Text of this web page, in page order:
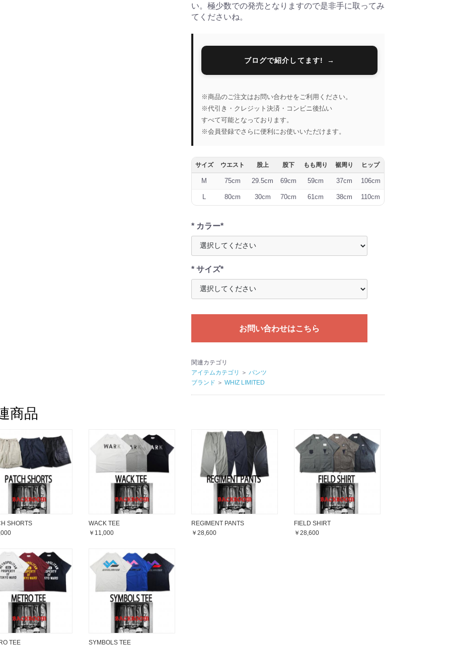
い。極少数での発売となりますので是非手に取ってみ
てくださいね。
ブログで紹介してます!
※商品のご注文はお問い合わせをご利用ください。
※代引き・クレジット決済・コンビニ後払い
すべて可能となっております。
※会員登録でさらに便利にお使いいただけます。
サイズ ウエスト 股上 股下 もも周り 裾周り ヒップ
M 75cm 29.5cm 69cm 59cm 37cm 106cm
L 80cm 30cm 70cm 61cm 38cm 110cm
* カラー*
* サイズ*
お問い合わせはこちら
関連カテゴリ
アイテムカテゴリ
＞ パンツ
ブランド ＞ WHIZ LIMITED
商品
SHORTS
WACK TEE
￥11,000
REGIMENT PANTS
￥28,600
FIELD SHIRT
￥28,600
TEE SYMBOLS TEE